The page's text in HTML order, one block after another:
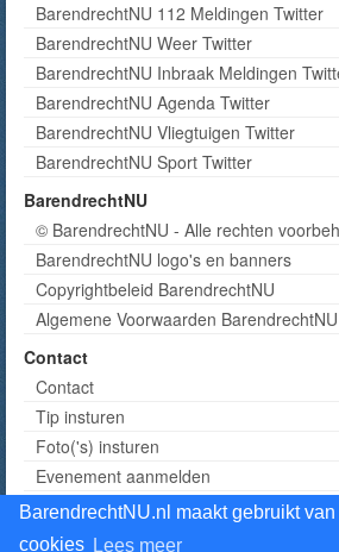
BarendrechtNU.nl maakt gebruikt van
cookies Lees meer
BarendrechtNU 112 Meldingen Twitter
BarendrechtNU Weer Twitter
BarendrechtNU Inbraak Meldingen
BarendrechtNU Agenda Twitter
BarendrechtNU Vliegtuigen Twitter
BarendrechtNU Sport Twitter
BarendrechtNU
© BarendrechtNU - Alle rechten
BarendrechtNU logo's en banners
Copyrightbeleid BarendrechtNU
Algemene Voorwaarden BarendrechtNU
Contact
Contact
Tip insturen
Foto('s) insturen
Evenement aanmelden
Informatie aanvragen adverteren